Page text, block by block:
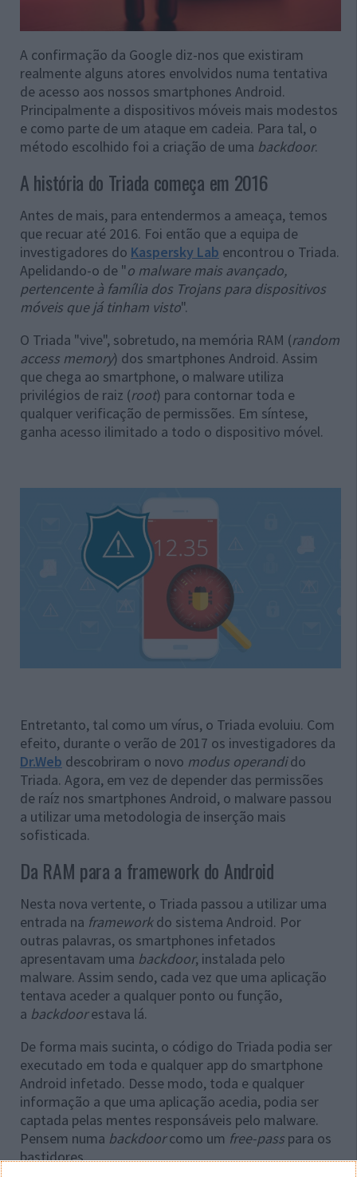
A confirmação da Google diz-nos que existiram
realmente alguns atores envolvidos numa tentativa
de acesso aos nossos smartphones Android.
Principalmente a dispositivos móveis mais modestos
e como parte de um ataque em cadeia. Para tal, o
método escolhido foi a criação de uma backdoor.
A história do Triada começa em 2016
Antes de mais, para entendermos a ameaça, temos
que recuar até 2016. Foi então que a equipa de
investigadores do Kaspersky Lab encontrou o Triada.
Apelidando-o de "o malware mais avançado,
pertencente à família dos Trojans para dispositivos
móveis que já tinham visto".
O Triada "vive", sobretudo, na memória RAM (random
access memory) dos smartphones Android. Assim
que chega ao smartphone, o malware utiliza
privilégios de raiz (root) para contornar toda e
qualquer verificação de permissões. Em síntese,
ganha acesso ilimitado a todo o dispositivo móvel.
Entretanto, tal como um vírus, o Triada evoluiu. Com
efeito, durante o verão de 2017 os investigadores da
Dr.Web descobriram o novo modus operandido
Triada. Agora, em vez de depender das permissões
de raíz nos smartphones Android, o malware passou
a utilizar uma metodologia de inserção mais
sofisticada.
Da RAM para a framework do Android
Nesta nova vertente, o Triada passou a utilizar uma
entrada na frameworkdo sistema Android. Por
outras palavras, os smartphones infetados
apresentavam uma backdoor, instalada pelo
malware. Assim sendo, cada vez que uma aplicação
tentava aceder a qualquer ponto ou função,
a backdoorestava lá.
De forma mais sucinta, o código do Triada podia ser
executado em toda e qualquer app do smartphone
Android infetado. Desse modo, toda e qualquer
informação a que uma aplicação acedia, podia ser
captada pelas mentes responsáveis pelo malware.
Pensem numa backdoorcomo um free-pass para os
bastidores.